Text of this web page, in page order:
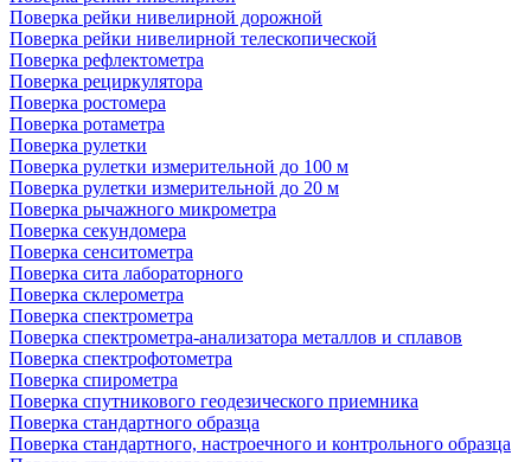
Поверка рейки нивелирной дорожной
Поверка рейки нивелирной телескопической
Поверка рефлектометра
Поверка рециркулятора
Поверка ростомера
Поверка ротаметра
Поверка рулетки
Поверка рулетки измерительной до 100 м
Поверка рулетки измерительной до 20 м
Поверка рычажного микрометра
Поверка секундомера
Поверка сенситометра
Поверка сита лабораторного
Поверка склерометра
Поверка спектрометра
Поверка спектрометра-анализатора металлов и сплавов
Поверка спектрофотометра
Поверка спирометра
Поверка спутникового геодезического приемника
Поверка стандартного образца
Поверка стандартного, настроечного и контрольного образца